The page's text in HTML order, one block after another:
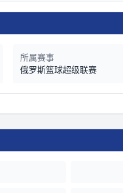
所属赛事
俄罗斯篮球超级联赛